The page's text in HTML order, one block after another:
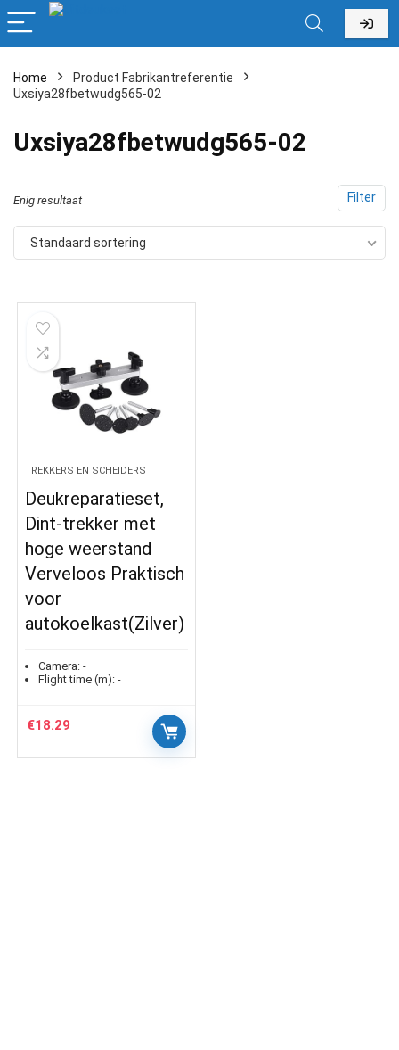
Home Product Fabrikantreferentie
Uxsiya28fbetwudg565-02
‎Uxsiya28fbetwudg565-02
Filter
Enig resultaat
Standaard sortering
TREKKERS EN SCHEIDERS
Deukreparatieset,
Dint-trekker met
hoge weerstand
Verveloos Praktisch
voor
autokoelkast(Zilver)
Camera: -
Flight time (m): -
€18.29